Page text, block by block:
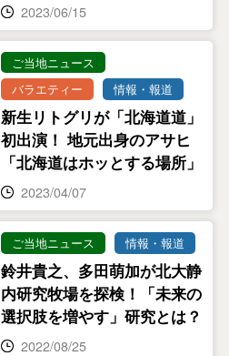
2023/06/15
ご当地ニュース
バラエティー
情報・報道
新生リトグリが「北海道道」
初出演！ 地元出身のアサヒ
「北海道はホッとする場所」
2023/04/07
ご当地ニュース 情報・報道
鈴井貴之、多田萌加が北大静
内研究牧場を探検！「未来の
選択肢を増やす」研究とは？
2022/08/25